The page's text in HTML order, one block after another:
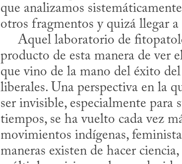
que analizamos
otros fragmentos y quizá llegar a
producto de esta manera de ver
que vino de la mano del éxito
liberales. Una perspectiva en la
ser invisible, especialmente
tiempos, se ha vuelto cada vez
movimientos indígenas,
maneras existen de hacer